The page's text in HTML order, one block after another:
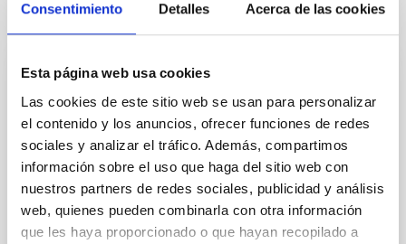
Consentimiento Detalles Acerca de las cookies
Esta página web usa cookies
Las cookies de este sitio web se usan para personalizar
el contenido y los anuncios, ofrecer funciones de redes
sociales y analizar el tráfico. Además, compartimos
información sobre el uso que haga del sitio web con
nuestros partners de redes sociales, publicidad y análisis
web, quienes pueden combinarla con otra información
que les haya proporcionado o que hayan recopilado a
Te puede interesar
CON ÁRBITRO
Magnetic Field Alignment with Dense
Cores in the Transition between Cloud and
Core Scales
In a magnetically dominated model of star formation,
we expect to see alignments between the magnetic
field orientation of star-forming dense cores and the